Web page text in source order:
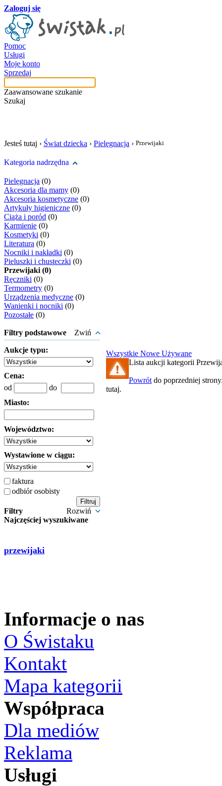
Zaloguj się
Pomoc
Usługi
Moje konto
Sprzedaj
Zaawansowane szukanie
Szukaj
Jesteś tutaj › Świat dziecka › Pielęgnacja › Przewijaki
Kategoria nadrzędna
Pielęgnacja (0)
Akcesoria dla mamy (0)
Akcesoria kosmetyczne (0)
Artykuły higieniczne (0)
Ciąża i poród (0)
Karmienie (0)
Kosmetyki (0)
Literatura (0)
Nocniki i nakładki (0)
Pieluszki i chusteczki (0)
Przewijaki (0)
Ręczniki (0)
Termometry (0)
Urządzenia medyczne (0)
Wanienki i nocniki (0)
Pozostałe (0)
Filtry podstawowe Zwiń
Aukcje typu:
Cena:
od
do
Miasto:
Województwo:
Wystawione w ciągu:
faktura
odbiór osobisty
Filtry
Rozwiń
Najczęściej wyszukiwane
przewijaki
Wszystkie Nowe Używane
Lista aukcji kategorii
Powrót do poprzedniej
tutaj.
Informacje o nas
O Świstaku
Kontakt
Mapa kategorii
Współpraca
Dla mediów
Reklama
Usługi